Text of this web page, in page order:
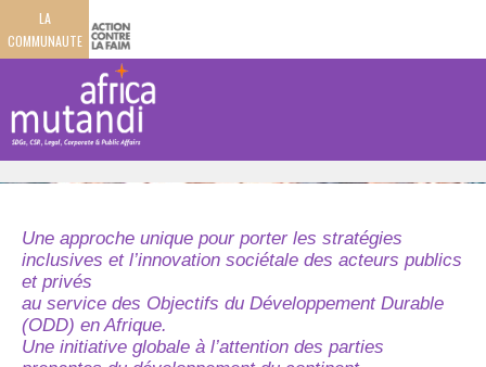
LA
COMMUNAUTE
Une approche unique pour porter les stratégies
inclusives et l’innovation sociétale des acteurs publics
et privés
au service des Objectifs du Développement Durable
(ODD) en Afrique.
Une initiative globale à l’attention des parties